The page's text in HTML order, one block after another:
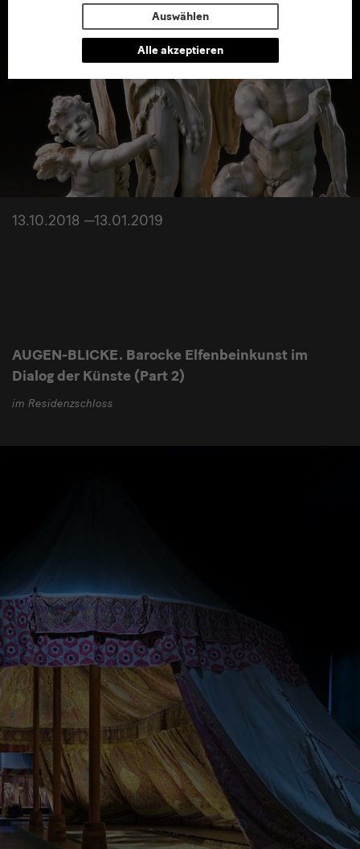
13.10.2018 —13.01.2019
AUGEN-BLICKE. Barocke Elfenbeinkunst im
Dialog der Künste (Part 2)
im Residenzschloss
Auswählen
Alle akzeptieren